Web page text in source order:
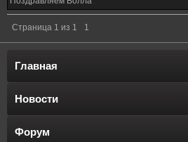
Страница 1 из 1 1
Главная
Новости
Форум